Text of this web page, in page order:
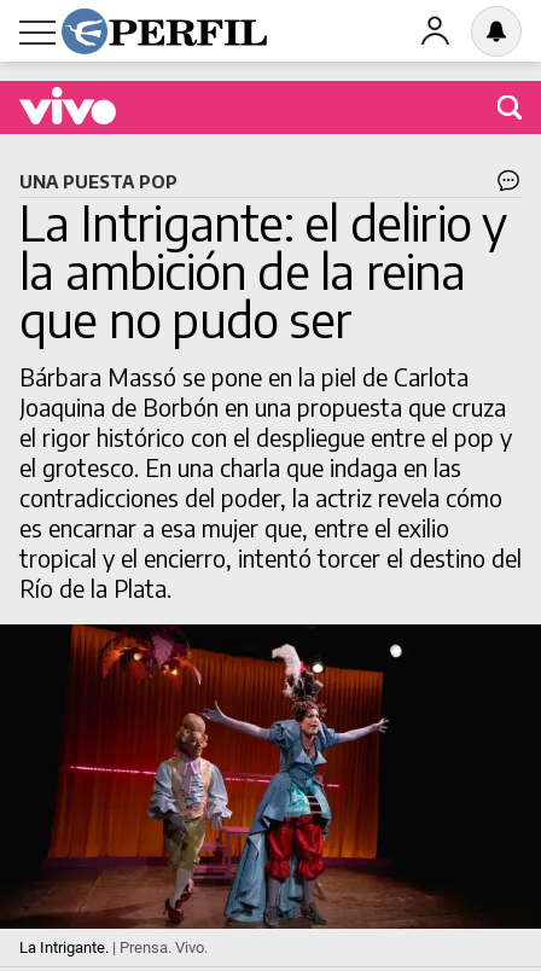
BUSCAR
UNA PUESTA POP
La Intrigante: el delirio y
la ambición de la reina
que no pudo ser
Bárbara Massó se pone en la piel de Carlota
Joaquina de Borbón en una propuesta que cruza
el rigor histórico con el despliegue entre el pop y
el grotesco. En una charla que indaga en las
contradicciones del poder, la actriz revela cómo
es encarnar a esa mujer que, entre el exilio
tropical y el encierro, intentó torcer el destino del
Río de la Plata.
La Intrigante. | Prensa. Vivo.